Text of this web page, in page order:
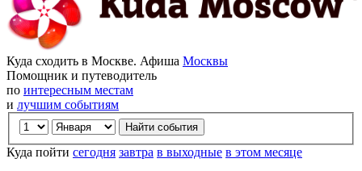
Куда сходить в Москве. Афиша Москвы
Помощник и путеводитель
по интересным местам
и лучшим событиям
Куда пойти сегодня завтра в выходные в этом месяце